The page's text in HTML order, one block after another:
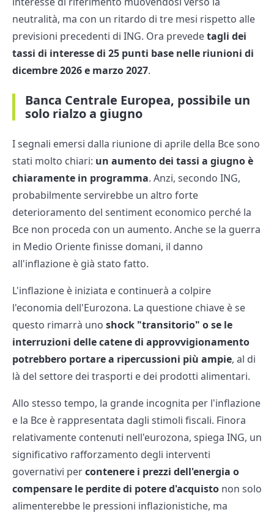
neutralità, ma con un ritardo di tre mesi rispetto alle
previsioni precedenti di ING. Ora prevedetagli dei
tassi di interesse di 25 punti base nelle riunioni di
dicembre 2026 e marzo 2027.
Banca Centrale Europea, possibile un
solo rialzo a giugno
I segnali emersi dalla riunione di aprile della Bce sono
stati molto chiari: un aumento dei tassi a giugno è
chiaramente in programma. Anzi, secondo ING,
probabilmente servirebbe un altro forte
deterioramento del sentiment economico perché la
Bce non proceda con un aumento. Anche se la guerra
in Medio Oriente finisse domani, il danno
all'inflazione è già stato fatto.
L'inflazione è iniziata e continuerà a colpire
l'economia dell'Eurozona. La questione chiave è se
questo rimarrà uno shock "transitorio" o se le
interruzioni delle catene di approvvigionamento
potrebbero portare a ripercussioni più ampie, al di
là del settore dei trasporti e dei prodotti alimentari.
Allo stesso tempo, la grande incognita per l'inflazione
e la Bce è rappresentata dagli stimoli fiscali. Finora
relativamente contenuti nell'eurozona, spiega ING, un
significativo rafforzamento degli interventi
governativi percontenere i prezzi dell'energia o
compensare le perdite di potere d'acquisto non solo
alimenterebbe le pressioni inflazionistiche, ma